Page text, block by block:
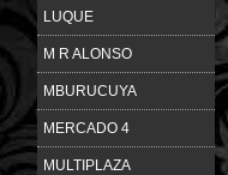
LUQUE
M R ALONSO
MBURUCUYA
MERCADO 4
MULTIPLAZA